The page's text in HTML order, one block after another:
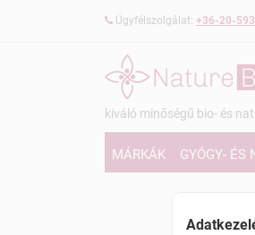
Ügyfélszolgálat: +36-20-
kiváló minőségű bio- és
MÁRKÁK GYÓGY- ÉS